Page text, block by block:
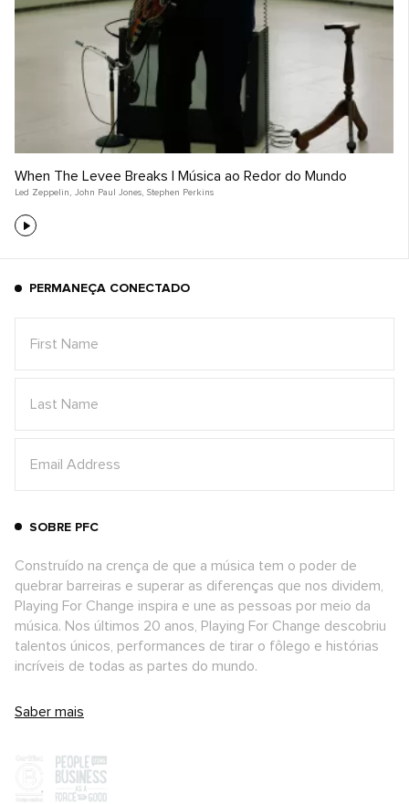
When The Levee Breaks | Música ao Redor do Mundo
Led Zeppelin , John Paul Jones, Stephen Perkins
PERMANEÇA CONECTADO
SOBRE PFC
Construído na crença de que a música tem o poder de
quebrar barreiras e superar as diferenças que nos dividem,
Playing For Change inspira e une as pessoas por meio da
música. Nos últimos 20 anos, Playing For Change descobriu
talentos únicos, performances de tirar o fôlego e histórias
incríveis de todas as partes do mundo.
Saber mais